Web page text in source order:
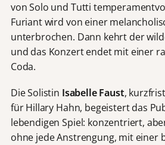
von Solo und Tutti
Furiant wird von einer
unterbrochen. Dann kehrt der
und das Konzert endet mit einer
Coda.
Die Solistin Isabelle Faust,
für Hillary Hahn, begeistert das
lebendigen Spiel: konzentriert,
ohne jede Anstrengung, mit einer